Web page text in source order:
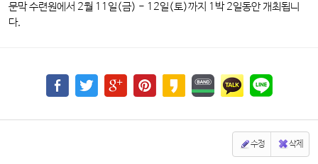
문막 수련원에서 2월 11일(금) - 12일(토)까지 1박 2일동안 개최됩니
다.
수정 삭제